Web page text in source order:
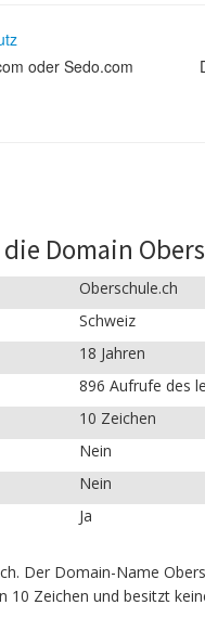
oder Sedo.com
Domain
Oberschule.ch
Schweiz
18 Jahren
896 Aufrufe des
10 Zeichen
Nein
Nein
Ja
Der Domain-Name
10 Zeichen und besitzt